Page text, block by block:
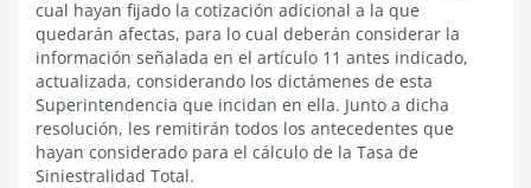
cual hayan fijado la cotización adicional a la que
quedarán afectas, para lo cual deberán considerar la
información señalada en el artículo 11 antes indicado,
actualizada, considerando los dictámenes de esta
Superintendencia que incidan en ella. Junto a dicha
resolución, les remitirán todos los antecedentes que
hayan considerado para el cálculo de la Tasa de
Siniestralidad Total.